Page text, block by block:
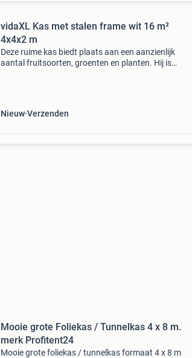
vidaXL Kas met stalen frame wit 16 m²
4x4x2 m
Deze ruime kas biedt plaats aan een aanzienlijk
aantal fruitsoorten, groenten en planten. Hij is
Nieuw Verzenden
Mooie grote Foliekas / Tunnelkas 4 x 8 m.
merk Profitent24
Mooie grote foliekas / tunnelkas formaat 4 x 8 m